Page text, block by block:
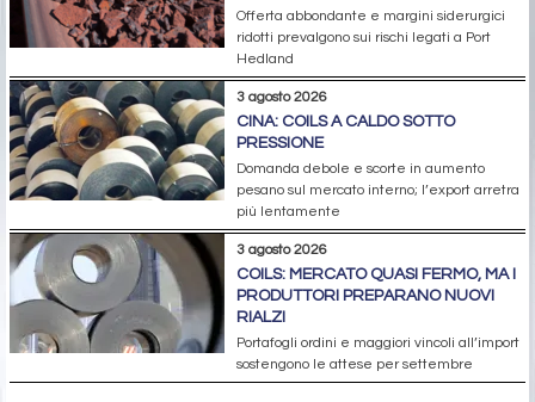
Offerta abbondante e margini siderurgici
ridotti prevalgono sui rischi legati a Port
Hedland
3 agosto 2026
CINA: COILS A CALDO SOTTO
PRESSIONE
Domanda debole e scorte in aumento
pesano sul mercato interno; l’export arretra
più lentamente
3 agosto 2026
COILS: MERCATO QUASI FERMO, MA I
PRODUTTORI PREPARANO NUOVI
RIALZI
Portafogli ordini e maggiori vincoli all’import
sostengono le attese per settembre